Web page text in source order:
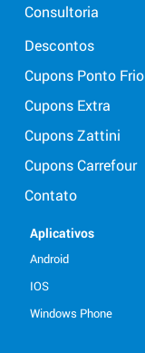
Consultoria
Descontos
Cupons Ponto Frio
Cupons Extra
Cupons Zattini
Cupons Carrefour
Contato
Aplicativos
Android
IOS
Windows Phone